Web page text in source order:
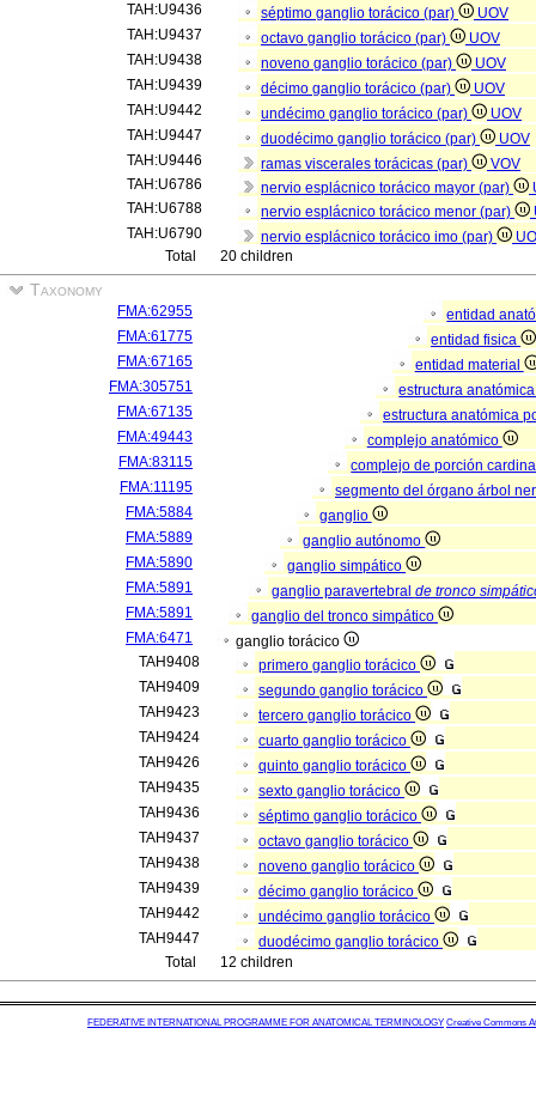
TAH:U9436
séptimo ganglio torácico (par)
UOV
TAH:U9437
octavo ganglio torácico (par)
UOV
TAH:U9438
noveno ganglio torácico (par)
UOV
TAH:U9439
décimo ganglio torácico (par)
UOV
TAH:U9442
undécimo ganglio torácico (par)
UOV
TAH:U9447
duodécimo ganglio torácico (par)
UOV
TAH:U9446
ramas viscerales torácicas (par)
VOV
TAH:U6786
nervio esplácnico torácico mayor (par)
TAH:U6788
nervio esplácnico torácico menor (par)
TAH:U6790
nervio esplácnico torácico imo (par)
Total
20 children
Taxonomy
FMA:62955
entidad
FMA:61775
entidad fisica
FMA:67165
entidad material
FMA:305751
estructura
FMA:67135
estructura anatómica
FMA:49443
complejo anatómico
FMA:83115
complejo de porción
FMA:11195
segmento del órgano árbol
FMA:5884
ganglio
FMA:5889
ganglio autónomo
FMA:5890
ganglio simpático
FMA:5891
ganglio paravertebral de tronco
FMA:5891
ganglio del tronco simpático
FMA:6471
ganglio torácico
TAH9408
primero ganglio torácico
TAH9409
segundo ganglio torácico
TAH9423
tercero ganglio torácico
TAH9424
cuarto ganglio torácico
TAH9426
quinto ganglio torácico
TAH9435
sexto ganglio torácico
TAH9436
séptimo ganglio torácico
TAH9437
octavo ganglio torácico
TAH9438
noveno ganglio torácico
TAH9439
décimo ganglio torácico
TAH9442
undécimo ganglio torácico
TAH9447
duodécimo ganglio torácico
Total
12 children
FEDERATIVE INTERNATIONAL PROGRAMME FOR ANATOMICAL TERMINOLOGY Creative Commons